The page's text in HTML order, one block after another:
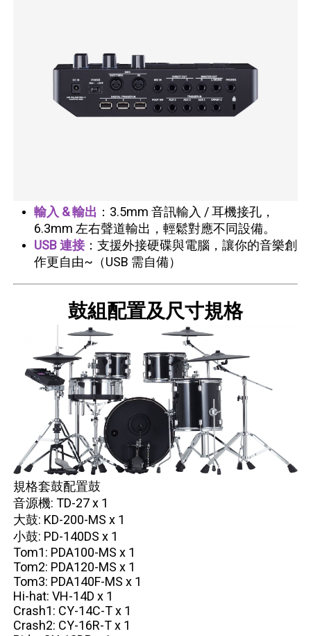
輸入 & 輸出 ：3.5mm 音訊輸入 / 耳機接孔，
6.3mm 左右聲道輸出，輕鬆對應不同設備。
USB 連接：支援外接硬碟與電腦，讓你的音樂創
作更自由~ （USB 需自備）
鼓組配置及尺寸規格
規格套鼓配置鼓
音源機: TD-27 x 1
大鼓: KD-200-MS x 1
小鼓: PD-140DS x 1
Tom1: PDA100-MS x 1
Tom2: PDA120-MS x 1
Tom3: PDA140F-MS x 1
Hi-hat: VH-14D x 1
Crash1: CY-14C-T x 1
Crash2: CY-16R-T x 1